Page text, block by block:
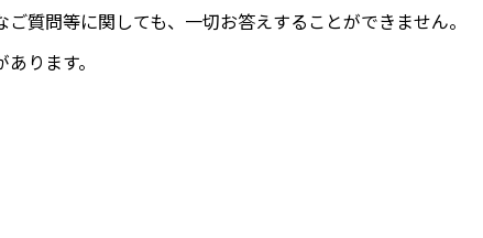
質問等に関しても、一切お答えすることができません。
ります。